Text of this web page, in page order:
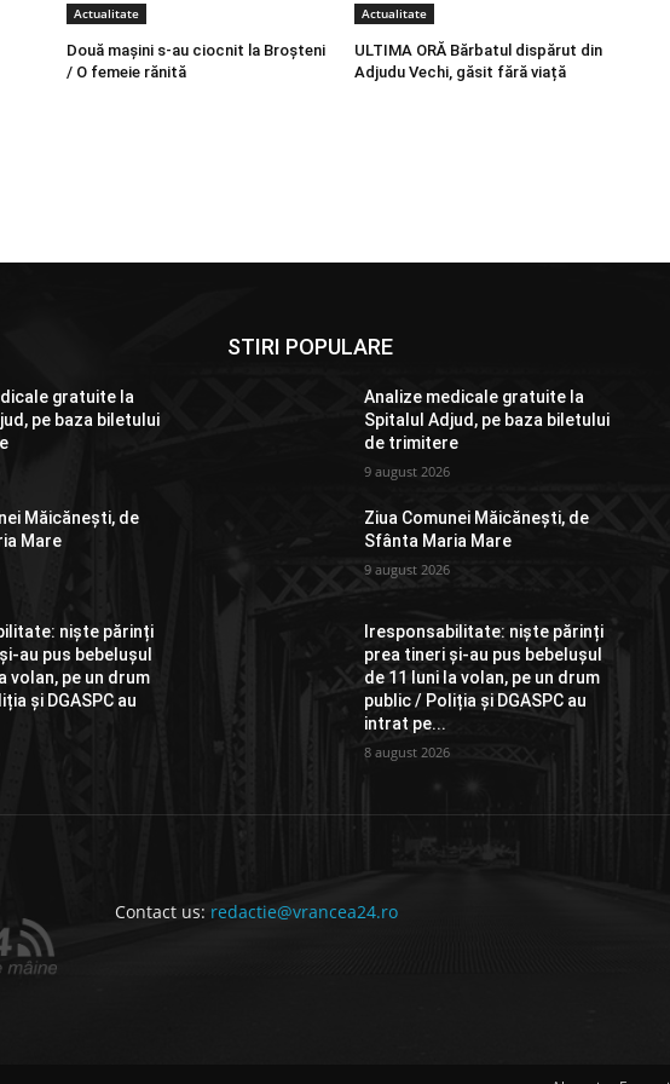
Actualitate
Două mașini s-au ciocnit la Broșteni
/ O femeie rănită
Actualitate
ULTIMA ORĂ Bărbatul dispărut din
Adjudu Vechi, găsit fără viață
gratuite la
pe baza biletului
Măicănești, de
Mare
niște părinți
au pus bebelușul
volan, pe un drum
și DGASPC au
STIRI POPULARE
Analize medicale gratuite la
Spitalul Adjud, pe baza biletului
de trimitere
9 august 2026
Ziua Comunei Măicănești, de
Sfânta Maria Mare
9 august 2026
Iresponsabilitate: niște părinți
prea tineri și-au pus bebelușul
de 11 luni la volan, pe un drum
public / Poliția și DGASPC au
intrat pe...
8 august 2026
Contact us: redactie@vrancea24.ro